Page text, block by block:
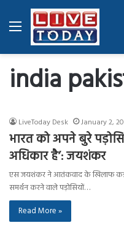
Menu
india
LiveToday Desk January 2,
भारत को अपने बुरे
अधिकार है’: जयशंकर
एस जयशंकर ने आतंकवाद के खिलाफ
समर्थन करने वाले पड़ोसियों…
Read More »